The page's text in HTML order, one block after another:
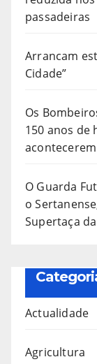
passadeiras
Arrancam
Cidade”
Os
150 anos de
O Guarda
o
Supertaça
Actualidade
Agricultura